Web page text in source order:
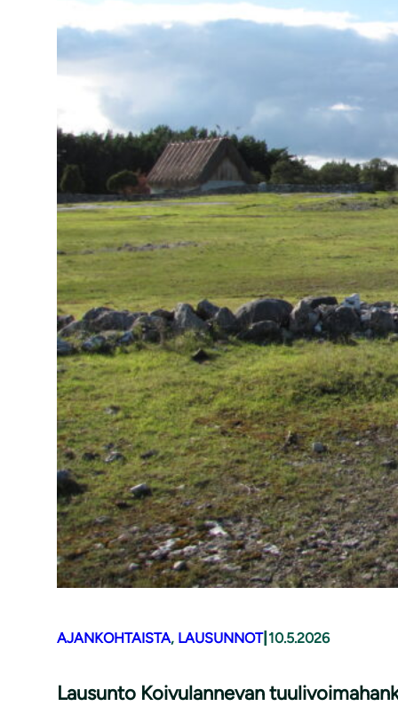
AJANKOHTAISTA, LAUSUNNOT| 10.5.2026
Lausunto Koivulannevan